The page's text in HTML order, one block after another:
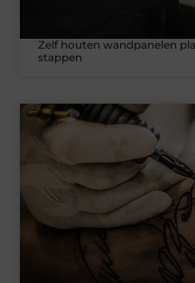
Zelf houten wandpanelen
stappen